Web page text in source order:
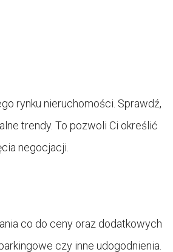
rynku nieruchomości. Sprawdź,
trendy. To pozwoli Ci określić
negocjacji.
co do ceny oraz dodatkowych
czy inne udogodnienia.